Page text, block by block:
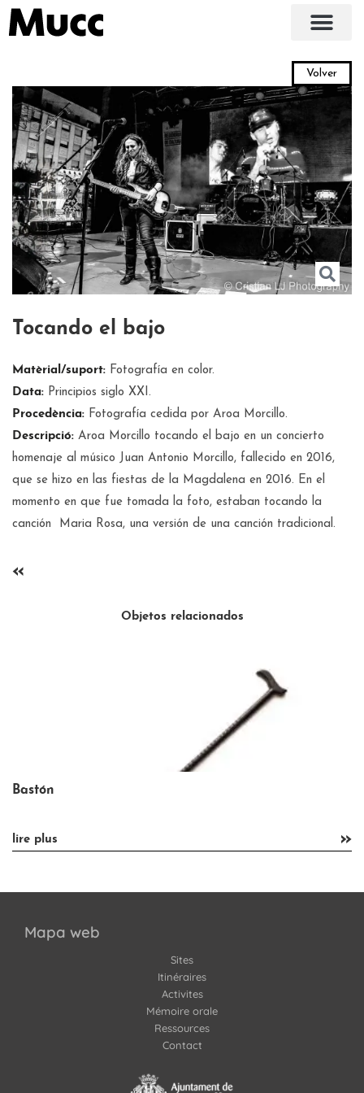
Volver
Tocando el bajo
Matèrial/suport: Fotografía en color.
Data: Principios siglo XXI.
Procedència: Fotografía cedida por Aroa Morcillo.
Descripció: Aroa Morcillo tocando el bajo en un concierto
homenaje al músico Juan Antonio Morcillo, fallecido en 2016,
que se hizo en las fiestas de la Magdalena en 2016. En el
momento en que fue tomada la foto, estaban tocando la
canción Maria Rosa, una versión de una canción tradicional.
«
Objetos relacionados
Bastón
lire plus »
Mapa web
Sites
Itinéraires
Activites
Mémoire orale
Ressources
Contact